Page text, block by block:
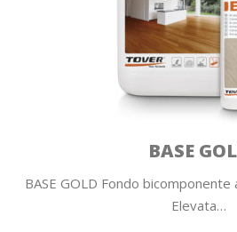
BASE
BASE GOLD Fondo
Elevata…